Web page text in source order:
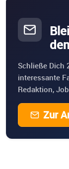
Schließe Dich
interessante
Redaktion,
Zur